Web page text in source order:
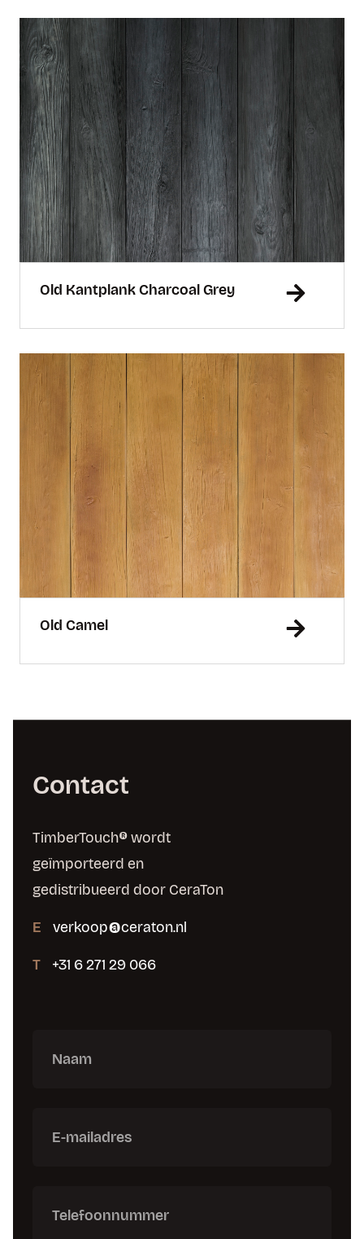
Old Kantplank Charcoal Grey
Old Camel
Contact
TimberTouch® wordt
geïmporteerd en
gedistribueerd door CeraTon
E verkoop@ceraton.nl
T +31 6 271 29 066